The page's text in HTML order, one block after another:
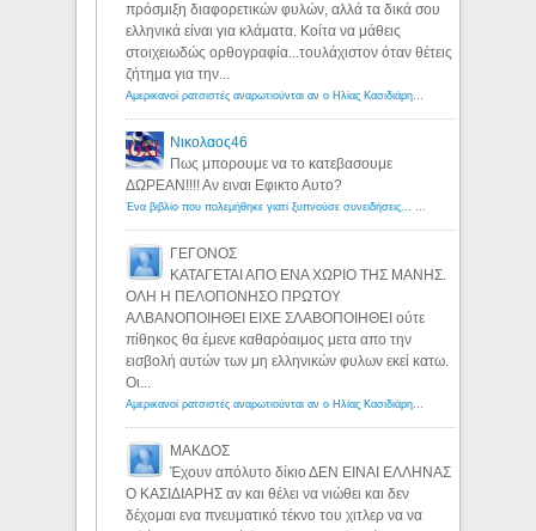
πρόσμιξη διαφορετικών φυλών, αλλά τα δικά σου
ελληνικά είναι για κλάματα. Κοίτα να μάθεις
στοιχειωδώς ορθογραφία...τουλάχιστον όταν θέτεις
ζήτημα για την...
Αμερικανοί ρατσιστές αναρωτιούνται αν ο Ηλίας Κασιδιάρης ανήκει στη λευκή φυλή... - Λόγιος Ερμής
Νικολαος46
Πως μπορουμε να το κατεβασουμε
ΔΩΡΕΑΝ!!!! Αν ειναι Εφικτο Αυτο?
Ένα βιβλίο που πολεμήθηκε γιατί ξυπνούσε συνειδήσεις... - Λόγιος Ερμής | Η γνώση ξεκινάει με την αναζήτηση...
ΓΕΓΟΝΟΣ
ΚΑΤΑΓΕΤΑΙ ΑΠΟ ΕΝΑ ΧΩΡΙΟ ΤΗΣ ΜΑΝΗΣ.
ΟΛΗ Η ΠΕΛΟΠΟΝΗΣΟ ΠΡΩΤΟΥ
ΑΛΒΑΝΟΠΟΙΗΘΕΙ ΕΙΧΕ ΣΛΑΒΟΠΟΙΗΘΕΙ ούτε
πίθηκος θα έμενε καθαρόαιμος μετα απο την
εισβολή αυτών των μη ελληνικών φυλων εκεί κατω.
Οι...
Αμερικανοί ρατσιστές αναρωτιούνται αν ο Ηλίας Κασιδιάρης ανήκει στη λευκή φυλή... - Λόγιος Ερμής
ΜΑΚΔΟΣ
Έχουν απόλυτο δίκιο ΔΕΝ ΕΙΝΑΙ ΕΛΛΗΝΑΣ
Ο ΚΑΣΙΔΙΑΡΗΣ αν και θέλει να νιώθει και δεν
δέχομαι ενα πνευματικό τέκνο του χιτλερ να να